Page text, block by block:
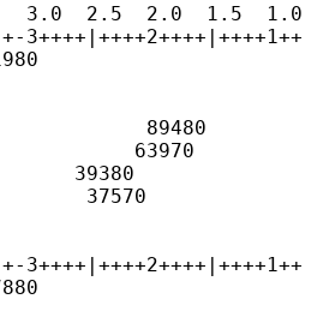
2.5  2.0  1.5  1.0
89480
63970
39380
37570
3++++|++++2++++|++++1++